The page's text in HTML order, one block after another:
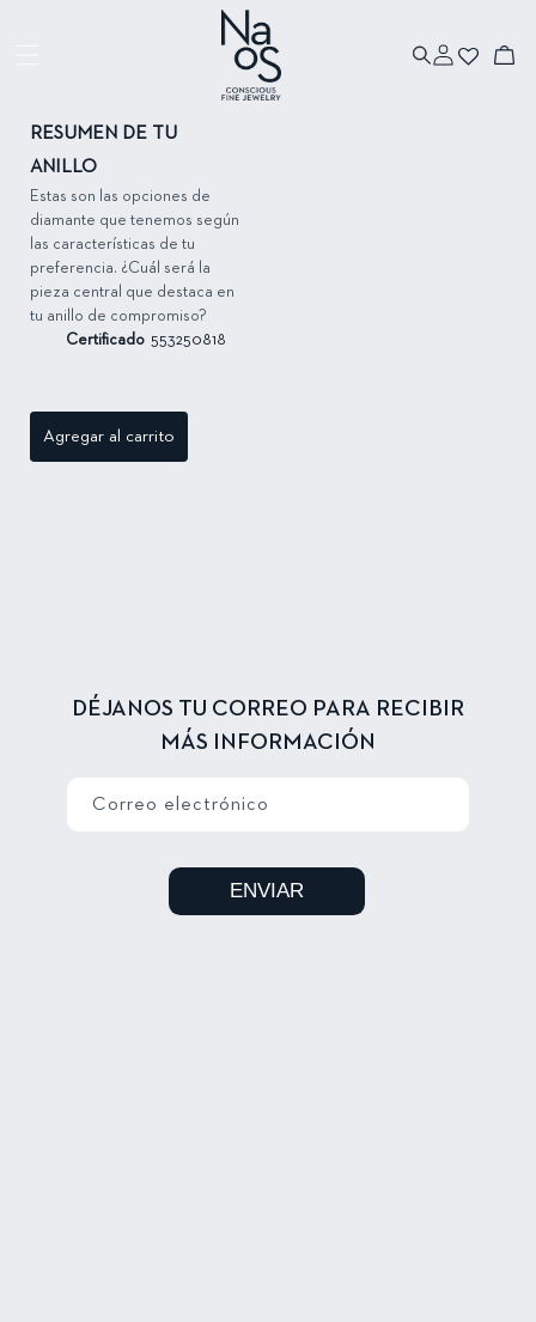
sesión
Carrito
RESUMEN DE TU
ANILLO
Estas son las opciones de
diamante que tenemos según
las características de tu
preferencia. ¿Cuál será la
pieza central que destaca en
tu anillo de compromiso?
Certificado 553250818
Agregar al carrito
DÉJANOS TU CORREO PARA RECIBIR
MÁS INFORMACIÓN
Correo electrónico
ENVIAR